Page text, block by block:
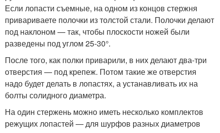
Если лопасти съемные, на одном из концов стержня
привариваете полочки из толстой стали. Полочки делают
под наклоном — так, чтобы плоскости ножей были
разведены под углом 25-30°.
После того, как полки приварили, в них делают два-три
отверстия — под крепеж. Потом такие же отверстия
надо будет делать в лопастях, а устанавливать их на
болты солидного диаметра.
На один стержень можно иметь несколько комплектов
режущих лопастей — для шурфов разных диаметров